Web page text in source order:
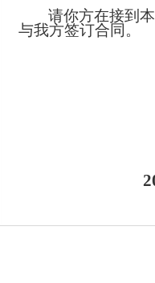
请你方在接到
与我方签订合同。